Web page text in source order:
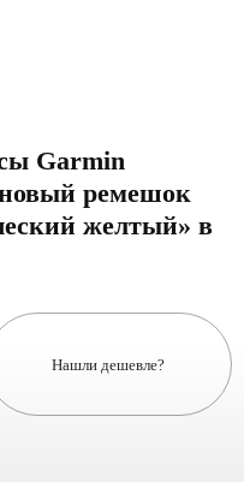
Garmin
ремешок
желтый» в
Нашли дешевле?